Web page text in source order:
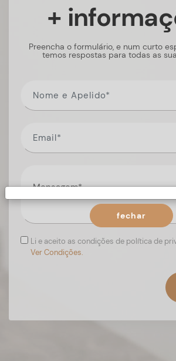
+
Preencha o formulário, e num curto
temos respostas para todas as
Li e aceito as condições de política de
Ver Condições.
fechar